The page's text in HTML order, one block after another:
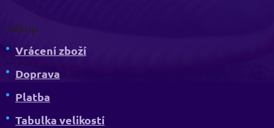
Nákup
Vrácení zboží
Doprava
Platba
Tabulka velikostí